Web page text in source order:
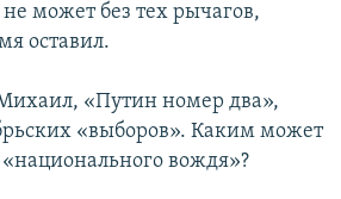
может без тех рычагов,
оставил.
«Путин номер два»,
«выборов». Каким может
вождя»?